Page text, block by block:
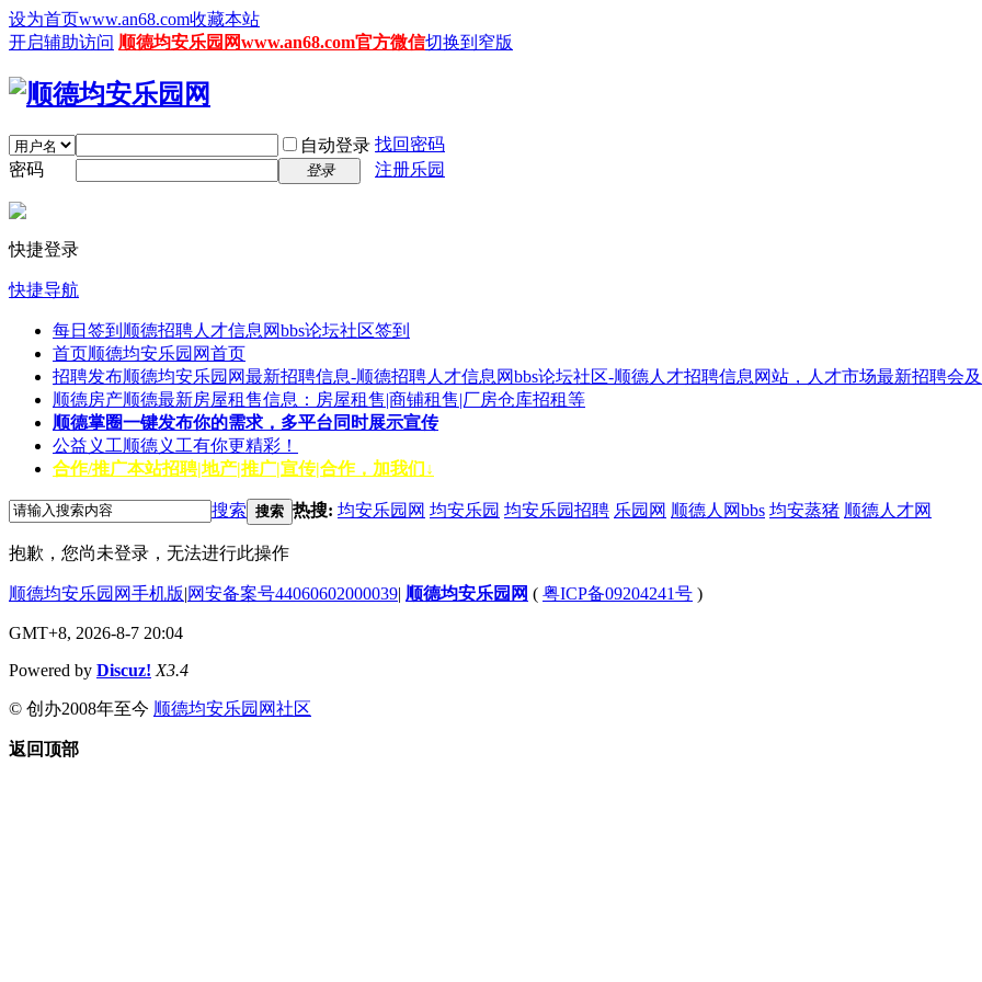
设为首页www.an68.com收藏本站
开启辅助访问 顺德均安乐园网www.an68.com官方微信切换到窄版
自动登录 找回密码
密码
登录 注册乐园
快捷登录
快捷导航
每日签到 顺德招聘人才信息网bbs论坛社区签到
首页顺德均安乐园网首页
招聘发布顺德均安乐园网最新招聘信息-顺德招聘人才信息网bbs论坛社区-顺德人才招聘信息网站，人才市场最新招聘会
顺德房产顺德最新房屋租售信息：房屋租售|商铺租售|厂房仓库招租等
顺德掌圈一键发布你的需求，多平台同时展示宣传
公益义工顺德义工有你更精彩！
合作/推广本站招聘|地产|推广|宣传|合作，加我们↓
搜索 搜索 热搜: 均安乐园网 均安乐园 均安乐园招聘 乐园网 顺德人网bbs 均安蒸猪 顺德人才网
抱歉，您尚未登录，无法进行此操作
顺德均安乐园网手机版|网安备案号44060602000039| 顺德均安乐园网 ( 粤ICP备09204241号 )
GMT+8, 2026-8-7 20:04
Powered by Discuz! X3.4
© 创办2008年至今 顺德均安乐园网社区
返回顶部